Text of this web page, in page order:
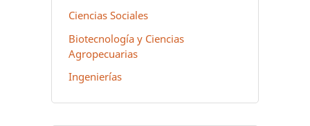
Ciencias Sociales
Biotecnología y Ciencias
Agropecuarias
Ingenierías